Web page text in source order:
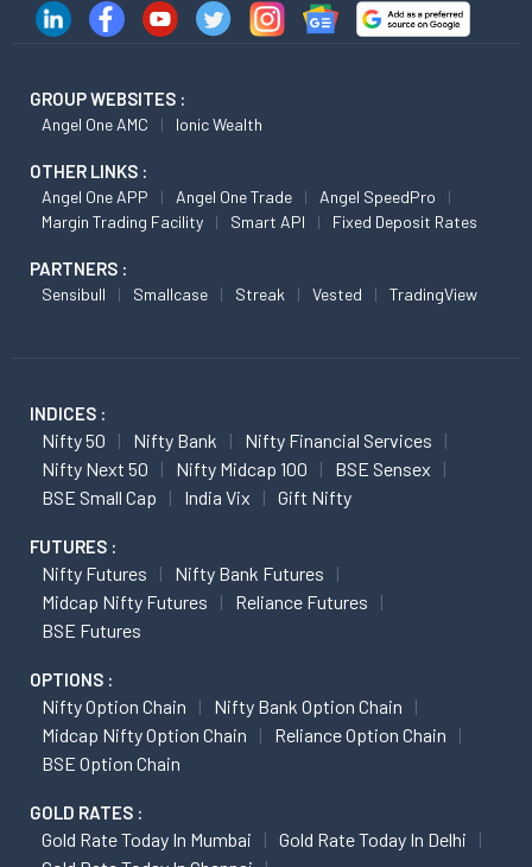
GROUP WEBSITES :
Angel One AMC Ionic Wealth
OTHER LINKS :
Angel One APP Angel One Trade
Angel SpeedPro
Margin Trading Facility
Smart API Fixed Deposit Rates
PARTNERS :
Sensibull Smallcase Streak Vested TradingView
INDICES :
Nifty 50 Nifty Bank
Nifty Financial Services
Nifty Next 50
Nifty Midcap 100
BSE Sensex
BSE Small Cap
India Vix Gift Nifty
FUTURES :
Nifty Futures
Nifty Bank Futures
Midcap Nifty Futures
Reliance Futures
BSE Futures
OPTIONS :
Nifty Option Chain
Nifty Bank Option Chain
Midcap Nifty Option Chain
Reliance Option Chain
BSE Option Chain
GOLD RATES :
Gold Rate Today In Mumbai
Gold Rate Today In Delhi